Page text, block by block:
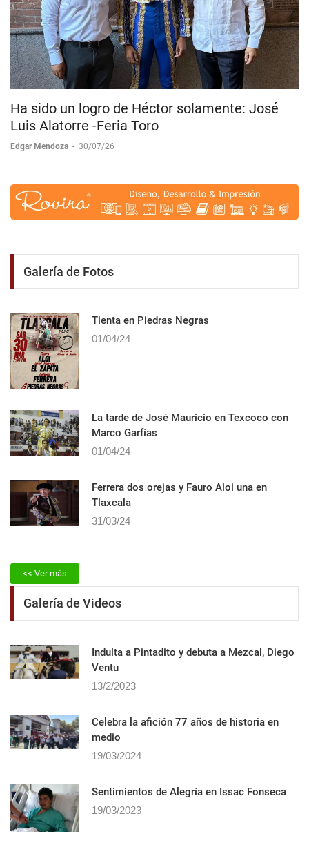
Ha sido un logro de Héctor solamente: José
Luis Alatorre -Feria Toro
Edgar Mendoza - 30/07/26
Galería de Fotos
Tienta en Piedras Negras
01/04/24
La tarde de José Mauricio en Texcoco con
Marco Garfías
01/04/24
Ferrera dos orejas y Fauro Aloi una en
Tlaxcala
31/03/24
<< Ver más
Galería de Videos
Indulta a Pintadito y debuta a Mezcal, Diego
Ventu
13/2/2023
Celebra la afición 77 años de historia en
medio
19/03/2024
Sentimientos de Alegrí­a en Issac Fonseca
19/03/2023